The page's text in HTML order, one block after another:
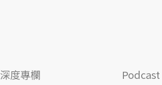
深度專欄 Podcast